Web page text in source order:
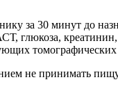
за 30 минут до
глюкоза,
не принимать